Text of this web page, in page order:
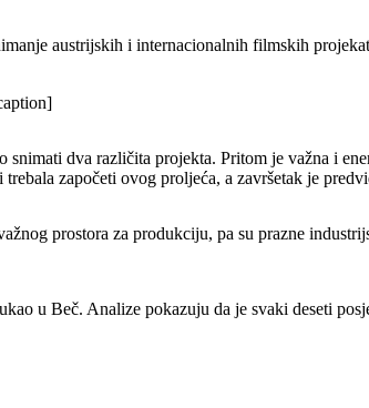
austrijskih i internacionalnih filmskih
dva različita projekta. Pritom je važna i
započeti ovog proljeća, a završetak je
prostora za produkciju, pa su prazne
u Beč. Analize pokazuju da je svaki deseti